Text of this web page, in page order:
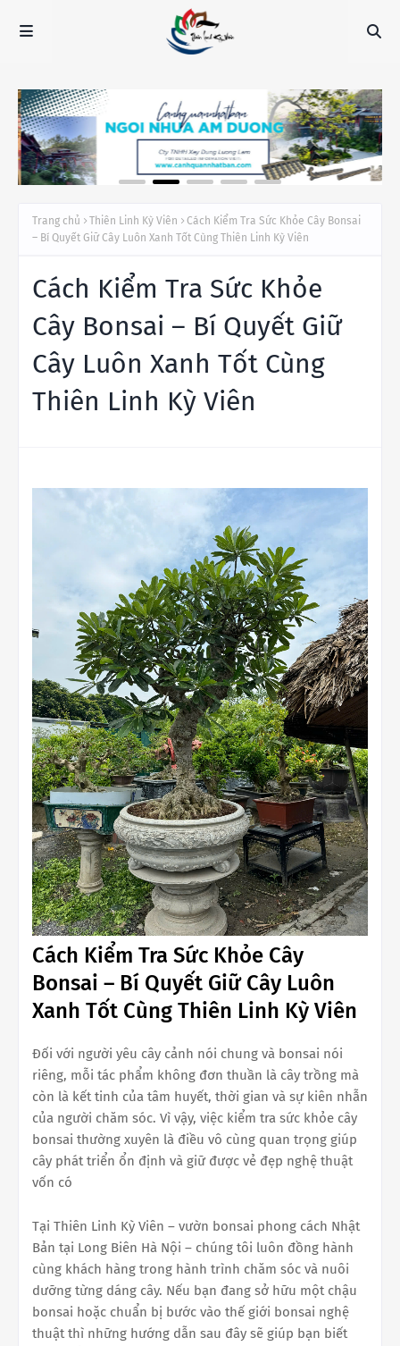
Trang chủ Thiên Linh Kỳ Viên
Cách Kiểm Tra Sức Khỏe Cây Bonsai
– Bí Quyết Giữ Cây Luôn Xanh Tốt Cùng Thiên Linh Kỳ Viên
Cách Kiểm Tra Sức Khỏe
Cây Bonsai – Bí Quyết Giữ
Cây Luôn Xanh Tốt Cùng
Thiên Linh Kỳ Viên
Cách Kiểm Tra Sức Khỏe Cây
Bonsai – Bí Quyết Giữ Cây Luôn
Xanh Tốt Cùng Thiên Linh Kỳ Viên
Đối với người yêu cây cảnh nói chung và bonsai nói
riêng, mỗi tác phẩm không đơn thuần là cây trồng mà
còn là kết tinh của tâm huyết, thời gian và sự kiên nhẫn
của người chăm sóc. Vì vậy, việc kiểm tra sức khỏe cây
bonsai thường xuyên là điều vô cùng quan trọng giúp
cây phát triển ổn định và giữ được vẻ đẹp nghệ thuật
vốn có
Tại Thiên Linh Kỳ Viên – vườn bonsai phong cách Nhật
Bản tại Long Biên Hà Nội – chúng tôi luôn đồng hành
cùng khách hàng trong hành trình chăm sóc và nuôi
dưỡng từng dáng cây. Nếu bạn đang sở hữu một chậu
bonsai hoặc chuẩn bị bước vào thế giới bonsai nghệ
thuật thì những hướng dẫn sau đây sẽ giúp bạn biết